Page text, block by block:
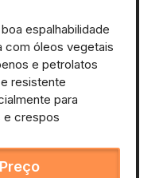
espalhabilidade
com óleos vegetais
e petrolatos
resistente
para
e crespos